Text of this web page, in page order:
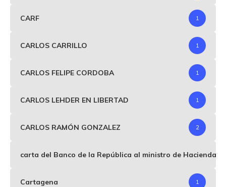
CARF 1
CARLOS CARRILLO 1
CARLOS FELIPE CORDOBA 1
CARLOS LEHDER EN LIBERTAD 1
CARLOS RAMÓN GONZALEZ 2
carta del Banco de la República al ministro de Hacienda
Cartagena 1